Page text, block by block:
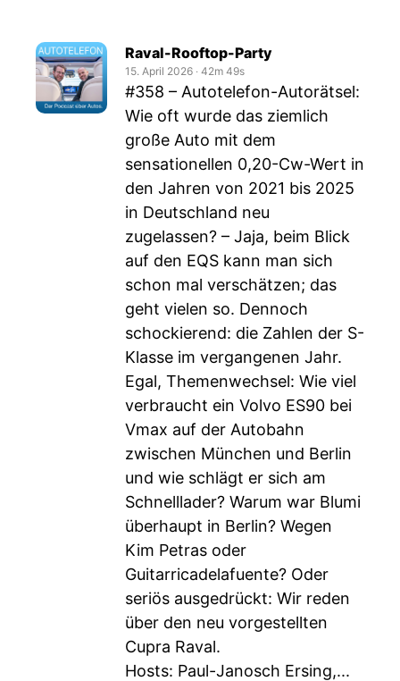
Raval-Rooftop-Party
15. April 2026 ‧ 42m 49s
#358 – Autotelefon-Autorätsel:
Wie oft wurde das ziemlich
große Auto mit dem
sensationellen 0,20-Cw-Wert in
den Jahren von 2021 bis 2025
in Deutschland neu
zugelassen? – Jaja, beim Blick
auf den EQS kann man sich
schon mal verschätzen; das
geht vielen so. Dennoch
schockierend: die Zahlen der S-
Klasse im vergangenen Jahr.
Egal, Themenwechsel: Wie viel
verbraucht ein Volvo ES90 bei
Vmax auf der Autobahn
zwischen München und Berlin
und wie schlägt er sich am
Schnelllader? Warum war Blumi
überhaupt in Berlin? Wegen
Kim Petras oder
Guitarricadelafuente? Oder
seriös ausgedrückt: Wir reden
über den neu vorgestellten
Cupra Raval.
Hosts: Paul-Janosch Ersing,...